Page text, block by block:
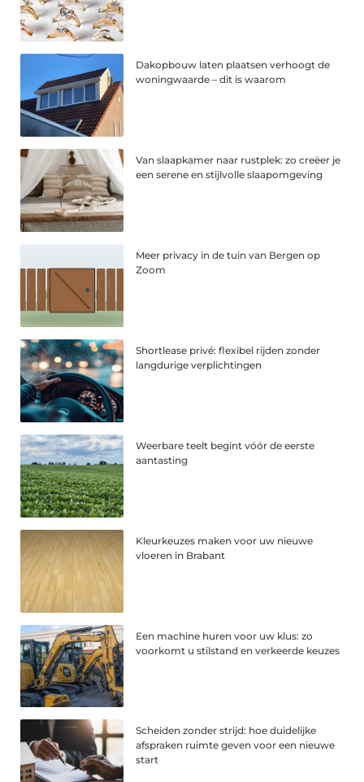
Dakopbouw laten plaatsen verhoogt de
woningwaarde – dit is waarom
Van slaapkamer naar rustplek: zo creëer je
een serene en stijlvolle slaapomgeving
Meer privacy in de tuin van Bergen op
Zoom
Shortlease privé: flexibel rijden zonder
langdurige verplichtingen
Weerbare teelt begint vóór de eerste
aantasting
Kleurkeuzes maken voor uw nieuwe
vloeren in Brabant
Een machine huren voor uw klus: zo
voorkomt u stilstand en verkeerde keuzes
Scheiden zonder strijd: hoe duidelijke
afspraken ruimte geven voor een nieuwe
start